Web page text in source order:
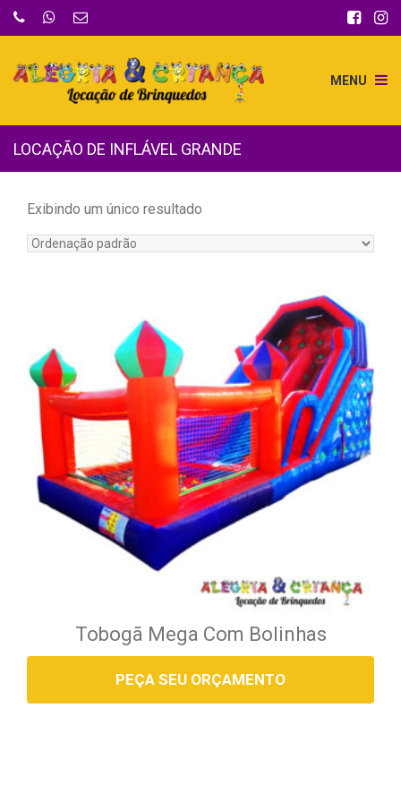
MENU
LOCAÇÃO DE INFLÁVEL GRANDE
Exibindo um único resultado
Tobogã Mega Com Bolinhas
PEÇA SEU ORÇAMENTO